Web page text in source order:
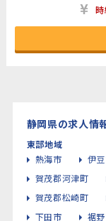
静岡県の求人情
東部地域
熱海市
伊
賀茂郡河津町
賀茂郡松崎町
下田市
裾